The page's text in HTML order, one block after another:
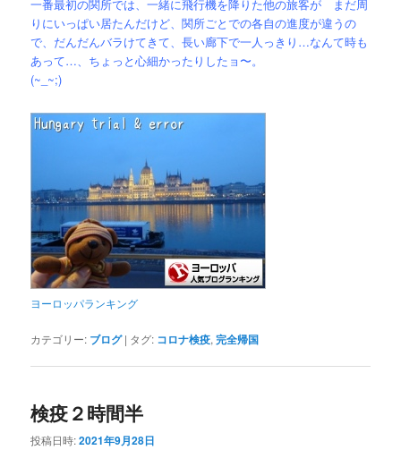
一番最初の関所では、一緒に飛行機を降りた他の旅客が まだ周
りにいっぱい居たんだけど、関所ごとでの各自の進度が違うの
で、だんだんバラけてきて、長い廊下で一人っきり…なんて時も
あって…、ちょっと心細かったりしたョ〜。
(~_~;)
ヨーロッパランキング
カテゴリー: ブログ | タグ: コロナ検疫,完全帰国
検疫２時間半
投稿日時:2021年9月28日